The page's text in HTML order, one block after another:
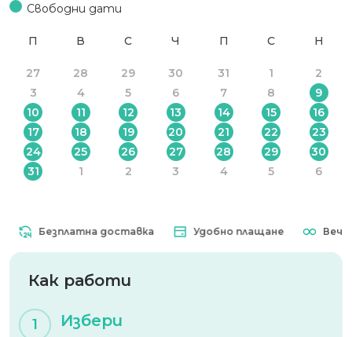
Свободни дати
П В С Ч П С Н
27 28 29 30 31 1
2
3
4 5 6 7 8
9
10
11 12 13 14 15
16
17
18 19 20 21 22
23
24
25 26 27 28 29
30
31
1 2 3 4 5 6
Безплатна доставка Удобно плащане Вечна
Как работи
1 Избери